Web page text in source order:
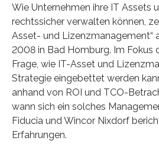
Wie Unternehmen ihre IT Assets
rechtssicher verwalten können,
Asset- und Lizenzmanagement“
2008 in Bad Homburg. Im Fokus
Frage, wie IT-Asset und
Strategie eingebettet werden
anhand von ROI und TCO-
wann sich ein solches
Fiducia und Wincor Nixdorf
Erfahrungen.